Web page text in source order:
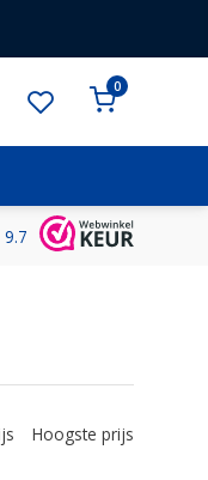
0
VANAF € 100 BINNEN
9.7
Hoogste prijs